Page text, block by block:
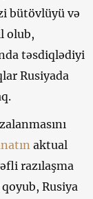
bütövlüyü və
olub,
təsdiqlədiyi
Rusiyada
aktual
razılaşma
Rusiya